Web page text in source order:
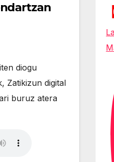
o
diogu
Zatikizun digital
buruz atera